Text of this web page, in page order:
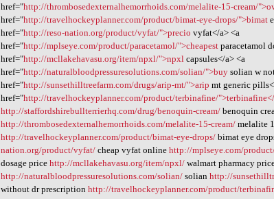
href="http://thrombosedexternalhemorrhoids.com/melalite-15-cream/
href="http://travelhockeyplanner.com/product/bimat-eye-drops/">bimat
href="http://reso-nation.org/product/vyfat/">precio vyfat</a> <a
href="http://mplseye.com/product/paracetamol/">cheapest paracetamol
href="http://mcllakehavasu.org/item/npxl/">npxl capsules</a> <a
href="http://naturalbloodpressuresolutions.com/solian/">buy solian w
href="http://sunsethilltreefarm.com/drugs/arip-mt/">arip mt generic
href="http://travelhockeyplanner.com/product/terbinafine/
http://staffordshirebullterrierhq.com/drug/benoquin-cream/ benoquin
http://thrombosedexternalhemorrhoids.com/melalite-15-cream/ melalite
http://travelhockeyplanner.com/product/bimat-eye-drops/ bimat eye
nation.org/product/vyfat/ cheap vyfat onlinehttp://mplseye.com/
dosage pricehttp://mcllakehavasu.org/item/npxl/ walmart pharmacy
http://naturalbloodpressuresolutions.com/solian/ solianhttp://
without dr prescriptionhttp://travelhockeyplanner.com/product/